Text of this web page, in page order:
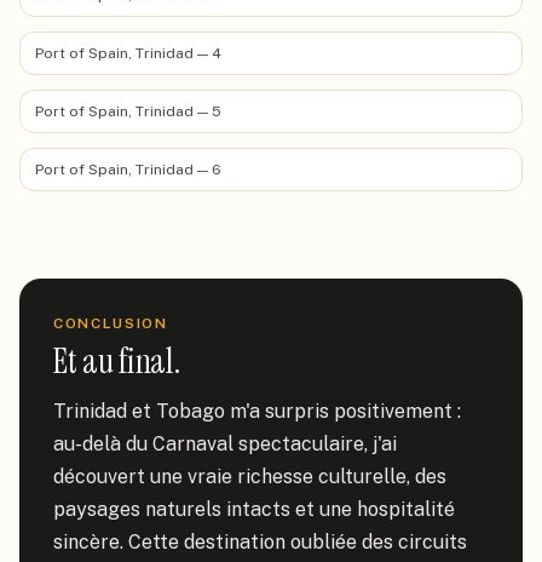
Port of Spain, Trinidad — 4
Port of Spain, Trinidad — 5
Port of Spain, Trinidad — 6
CONCLUSION
Et au final.
Trinidad et Tobago m'a surpris positivement :
au-delà du Carnaval spectaculaire, j'ai
découvert une vraie richesse culturelle, des
paysages naturels intacts et une hospitalité
sincère. Cette destination oubliée des circuits